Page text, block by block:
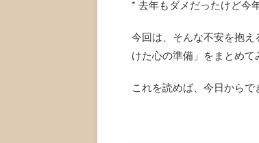
* 去年もダメだったけど今
今回は、そんな不安を抱
けた心の準備」をまとめて
これを読めば、今日からで